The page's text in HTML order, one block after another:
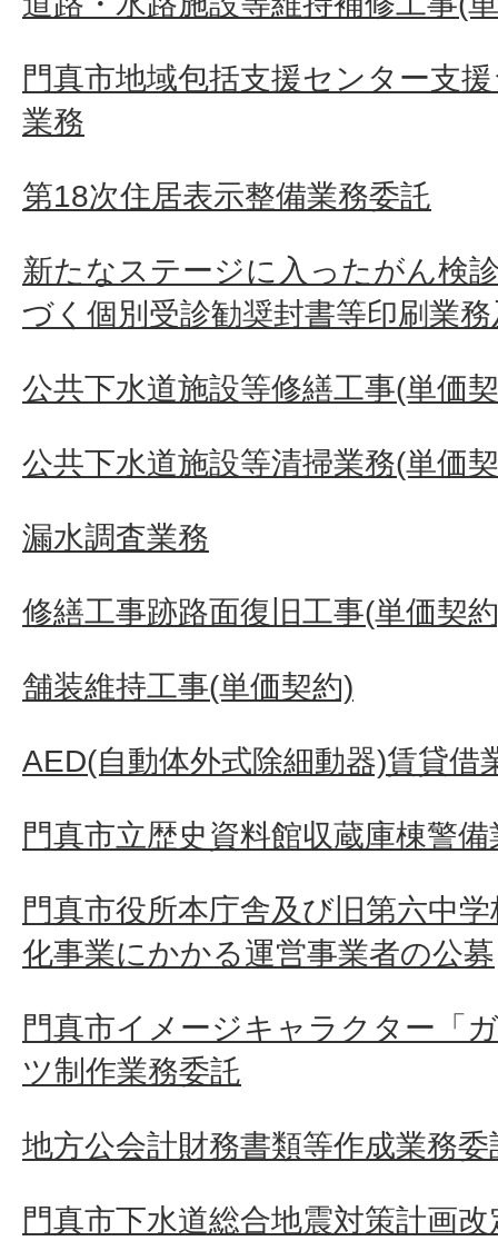
門真市地域包括支援センター支
業務
第18次住居表示整備業務委託
新たなステージに入ったがん検
づく個別受診勧奨封書等印刷業
公共下水道施設等修繕工事(単価
公共下水道施設等清掃業務(単価
漏水調査業務
修繕工事跡路面復旧工事(単価契
舗装維持工事(単価契約)
AED(自動体外式除細動器)賃貸借
門真市立歴史資料館収蔵庫棟警
門真市役所本庁舎及び旧第六中
化事業にかかる運営事業者の公募
門真市イメージキャラクター「
ツ制作業務委託
地方公会計財務書類等作成業務委
門真市下水道総合地震対策計画改